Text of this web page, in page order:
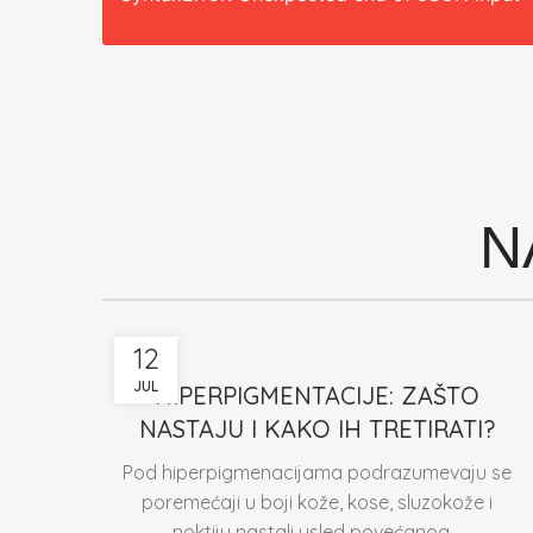
12
JULHIPERPIGMENTACIJE: ZAŠTO
NASTAJU I KAKO IH TRETIRATI?
Pod hiperpigmenacijama podrazumevaju se
poremećaji u boji kože, kose, sluzokože i